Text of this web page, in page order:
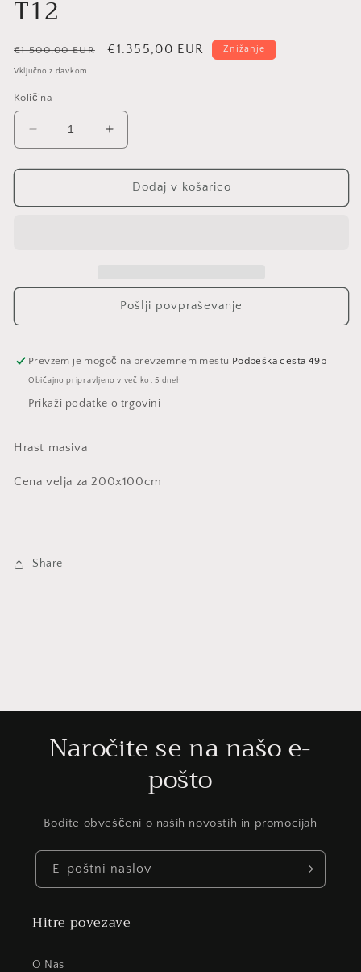
T12
Redna
cena
€1.500,00 EUR
Znižana
€1.355,00 EUR Znižanje
Vključno z davkom.
Količina
Pomanjšaš
količino
za
T12
Povečaj
količino
za
izdelek
T12
Dodaj v košarico
Pošlji povpraševanje
Prevzem je mogoč na prevzemnem mestu Podpeška cesta 49b
Običajno pripravljeno v več kot 5 dneh
Prikaži podatke o trgovini
Hrast masiva
Cena velja za 200x100cm
Share
Naročite se na našo e-
pošto
Bodite obveščeni o naših novostih in promocijah
E-poštni naslov
Hitre povezave
O Nas